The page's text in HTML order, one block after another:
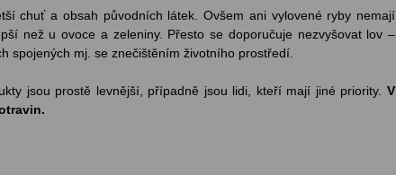
chuť a obsah původních látek. Ovšem ani vylovené ryby nemají
než u ovoce a zeleniny. Přesto se doporučuje nezvyšovat lov –
spojených mj. se znečištěním životního prostředí.
jsou prostě levnější, případně jsou lidi, kteří mají jiné priority. V